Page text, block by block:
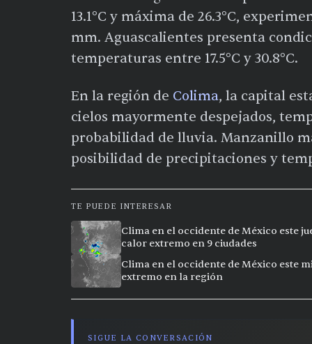
13.1°C y máxima de 26.3°C,
mm. Aguascalientes presenta
temperaturas entre 17.5°C y 30.8°C.
En la región de Colima, la capital
cielos mayormente despejados,
probabilidad de lluvia. Manzanillo
posibilidad de precipitaciones y
TE PUEDE INTERESAR
Clima en el occidente de México este
calor extremo en 9 ciudades
Clima en el occidente de México este
extremo en la región
SIGUE LA CONVERSACIÓN